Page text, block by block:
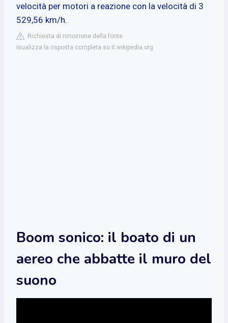
velocità per motori a reazione con la velocità di 3
529,56 km/h.
Richiesta di rimozione della fonte
isualizza la risposta completa su it.wikipedia.org
Boom sonico: il boato di un
aereo che abbatte il muro del
suono